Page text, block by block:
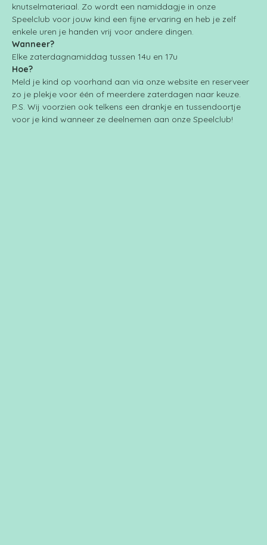
knutselmateriaal. Zo wordt een namiddagje in onze
Speelclub voor jouw kind een fijne ervaring en heb je zelf
enkele uren je handen vrij voor andere dingen.
Wanneer?
Elke zaterdagnamiddag tussen 14u en 17u
Hoe?
Meld je kind op voorhand aan via onze website en reserveer
zo je plekje voor één of meerdere zaterdagen naar keuze.
P.S. Wij voorzien ook telkens een drankje en tussendoortje
voor je kind wanneer ze deelnemen aan onze Speelclub!